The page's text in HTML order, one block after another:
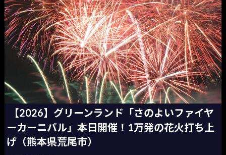
【2026】グリーンランド「さのよいファイヤ
ーカーニバル」本日開催！1万発の花火打ち上
げ（熊本県荒尾市）